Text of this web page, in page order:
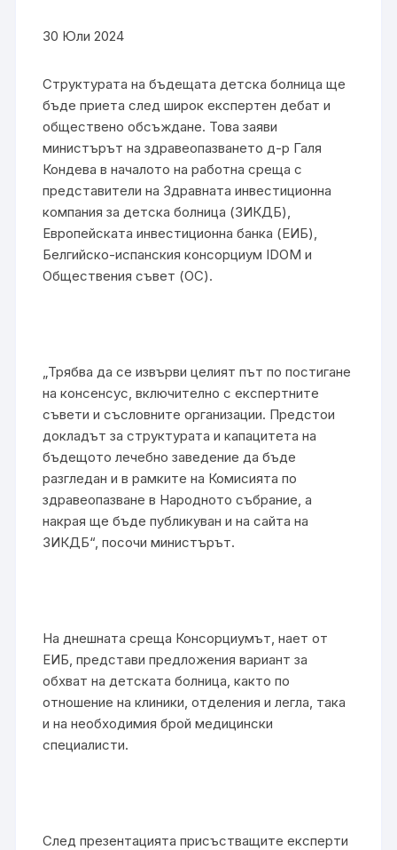
30 Юли 2024
Структурата на бъдещата детска болница ще
бъде приета след широк експертен дебат и
обществено обсъждане. Това заяви
министърът на здравеопазването д-р Галя
Кондева в началото на работна среща с
представители на Здравната инвестиционна
компания за детска болница (ЗИКДБ),
Европейската инвестиционна банка (ЕИБ),
Белгийско-испанския консорциум IDOM и
Обществения съвет (ОС).
„Трябва да се извърви целият път по постигане
на консенсус, включително с експертните
съвети и съсловните организации. Предстои
докладът за структурата и капацитета на
бъдещото лечебно заведение да бъде
разгледан и в рамките на Комисията по
здравеопазване в Народното събрание, а
накрая ще бъде публикуван и на сайта на
ЗИКДБ“, посочи министърът.
На днешната среща Консорциумът, нает от
ЕИБ, представи предложения вариант за
обхват на детската болница, както по
отношение на клиники, отделения и легла, така
и на необходимия брой медицински
специалисти.
След презентацията присъстващите експерти